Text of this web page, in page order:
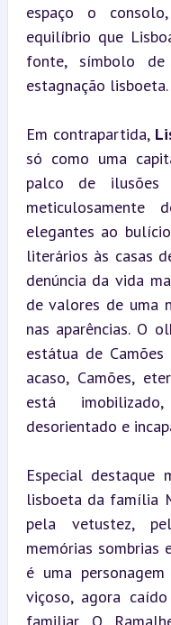
espaço o
equilíbrio que
fonte, símbolo de
estagnação lisboeta.
Em contrapartida,
só como uma
palco de
meticulosamente
elegantes ao
literários às casas
denúncia da vida
de valores de uma
nas aparências. O
estátua de
acaso, Camões,
está
desorientado e
Especial destaque
lisboeta da família
pela vetustez,
memórias sombrias
é uma
viçoso, agora